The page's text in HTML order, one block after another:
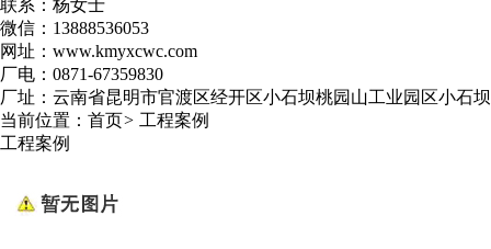
联系：杨女士
微信：13888536053
网址：www.kmyxcwc.com
厂电：0871-67359830
厂址：云南省昆明市官渡区经开区小石坝桃园山工业园区小石
当前位置： 首页> 工程案例
工程案例